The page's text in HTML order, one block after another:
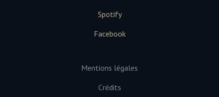
Spotify
Facebook
Mentions légales
Crédits